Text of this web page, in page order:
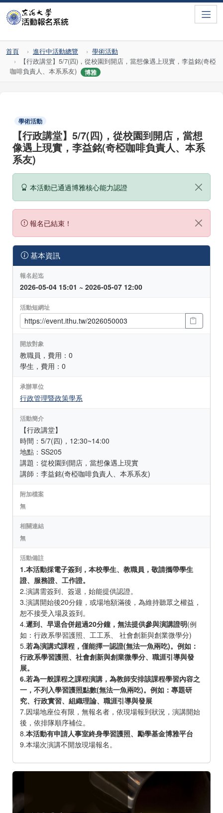
首頁 進行中活動總覽
學術活動
【行政講堂】5/7(四)，從校園到開店，當想像遇上現實，李益銘(奇椏
咖啡負責人、本系系友)
博雅
學術活動
【行政講堂】5/7(四)，從校園到開店，當想
像遇上現實，李益銘(奇椏咖啡負責人、本系
系友)
本活動已通過博雅核心能力認證
報名已結束！
基本資訊
報名起迄
2026-05-04 15:01 ~ 2026-05-07 12:00
活動短網址
開放對象
教職員，費用：0
學生，費用：0
承辦單位
行政管理暨政策學系
活動簡介
【行政講堂】
時間：5/7(四)，12:30~14:00
地點：SS205
講題：從校園到開店，當想像遇上現實
講師：李益銘(奇椏咖啡負責人、本系系友)
附加檔案
無
相關連結
無
活動備註
1.本活動採電子簽到，本校學生、教職員，敬請攜帶學生
證、服務證、工作證。
2.演講需簽到、簽退，始能提供認證。
3.演講開始後20分鐘，或場地額滿後，為維持聽眾之權益，
恕不接受入場及簽到。
4.遲到、早退合併超過20分鐘，無法提供參與演講證明(例
如：行政系學習護照、工工系、 社會創新與創業微學分)
5.若為演講式課程，僅能擇一認證(無法一魚兩吃)。例如：
行政系學習護照、社會創新與創業微學分、職涯引導與發
展。
6.若為一般課程之課程演講，為教師安排該課程學習內容之
一，不列入學習護照點數(無法一魚兩吃)。例如：專題研
究、行政實習、組織理論、職涯引導與發展
7.因場地座位有限，無報名者，依現場報到狀況，演講開始
後，依排隊順序補位。
8.本活動有申請人事室終身學習護照、勵學基金博雅平台
9.本場次演講不開放現場報名。